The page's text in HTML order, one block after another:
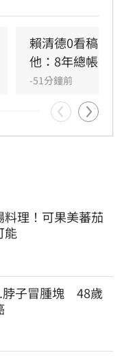
清德、蔡其昌與
市政議題，展現
全國媒體實地
曝光度，並傳達
治意象，為年底
賴清德0看稿嗆
他：8年總帳掀
-51分鐘前
料理！可果美蕃茄
能
子冒腫塊　48歲